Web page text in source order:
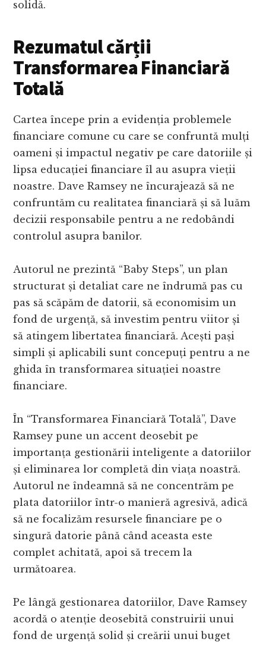
solidă.
Rezumatul cărții
Transformarea Financiară
Totală
Cartea începe prin a evidenția problemele
financiare comune cu care se confruntă mulți
oameni și impactul negativ pe care datoriile și
lipsa educației financiare îl au asupra vieții
noastre. Dave Ramsey ne încurajează să ne
confruntăm cu realitatea financiară și să luăm
decizii responsabile pentru a ne redobândi
controlul asupra banilor.
Autorul ne prezintă “Baby Steps”, un plan
structurat și detaliat care ne îndrumă pas cu
pas să scăpăm de datorii, să economisim un
fond de urgență, să investim pentru viitor și
să atingem libertatea financiară. Acești pași
simpli și aplicabili sunt concepuți pentru a ne
ghida în transformarea situației noastre
financiare.
În “Transformarea Financiară Totală”, Dave
Ramsey pune un accent deosebit pe
importanța gestionării inteligente a datoriilor
și eliminarea lor completă din viața noastră.
Autorul ne îndeamnă să ne concentrăm pe
plata datoriilor într-o manieră agresivă, adică
să ne focalizăm resursele financiare pe o
singură datorie până când aceasta este
complet achitată, apoi să trecem la
următoarea.
Pe lângă gestionarea datoriilor, Dave Ramsey
acordă o atenție deosebită construirii unui
fond de urgență solid și creării unui buget